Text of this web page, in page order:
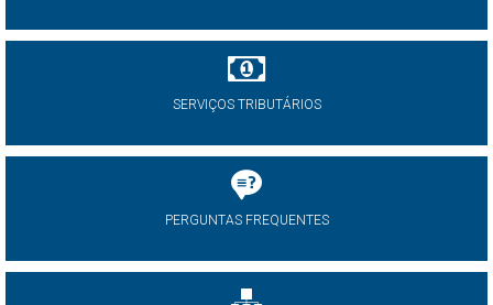
SERVIÇOS TRIBUTÁRIOS
PERGUNTAS FREQUENTES